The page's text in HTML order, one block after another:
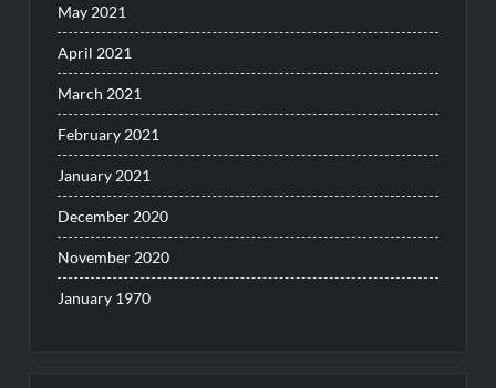
May 2021
April 2021
March 2021
February 2021
January 2021
December 2020
November 2020
January 1970